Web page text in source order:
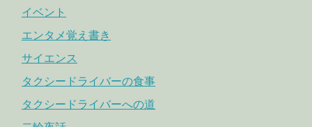
イベント
エンタメ覚え書き
サイエンス
タクシードライバーの食事
タクシードライバーへの道